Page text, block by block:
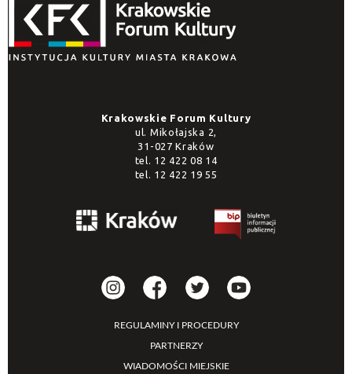
Promowane
Krakowskie Forum Kultury
ul. Mikołajska 2,
31-027 Kraków
tel. 12 422 08 14
tel. 12 422 19 55
REGULAMINY I PROCEDURY
PARTNERZY
WIADOMOŚCI MIEJSKIE